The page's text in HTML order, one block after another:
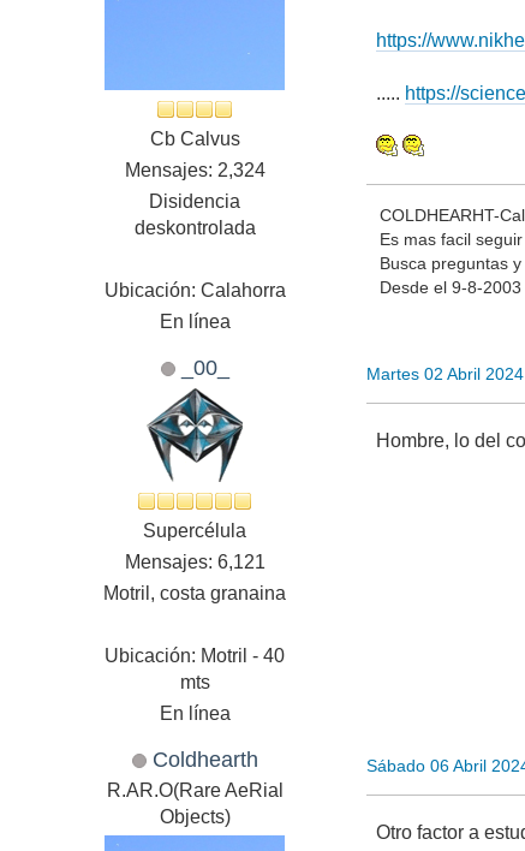
Cb Calvus
Mensajes: 2,324
Disidencia
deskontrolada
Ubicación: Calahorra
En línea
https://
..... https://
COLDHEARHT-
Es mas facil
Busca preguntas
Desde el 9-8-2003
_00_
Supercélula
Mensajes: 6,121
Motril, costa granaina
Ubicación: Motril - 40
mts
En línea
Martes 02 Abril
Hombre, lo del
Coldhearth
R.AR.O(Rare AeRial
Objects)
Sábado 06 Abril
Otro factor a